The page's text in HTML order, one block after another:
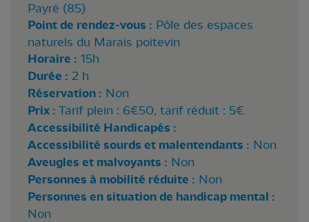
Payré (85)
Point de rendez-vous : Pôle des espaces
naturels du Marais poitevin
Horaire : 15h
Durée : 2 h
Réservation : Non
Prix : Tarif plein : 6€50, tarif réduit : 5€
Accessibilité Handicapés :
Accessibilité sourds et malentendants : Non
Aveugles et malvoyants : Non
Personnes à mobilité réduite : Non
Personnes en situation de handicap mental :
Non